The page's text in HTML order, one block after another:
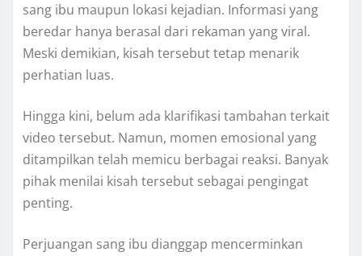
sang ibu maupun lokasi kejadian. Informasi yang
beredar hanya berasal dari rekaman yang viral.
Meski demikian, kisah tersebut tetap menarik
perhatian luas.
Hingga kini, belum ada klarifikasi tambahan terkait
video tersebut. Namun, momen emosional yang
ditampilkan telah memicu berbagai reaksi. Banyak
pihak menilai kisah tersebut sebagai pengingat
penting.
Perjuangan sang ibu dianggap mencerminkan